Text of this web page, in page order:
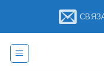
содержанию